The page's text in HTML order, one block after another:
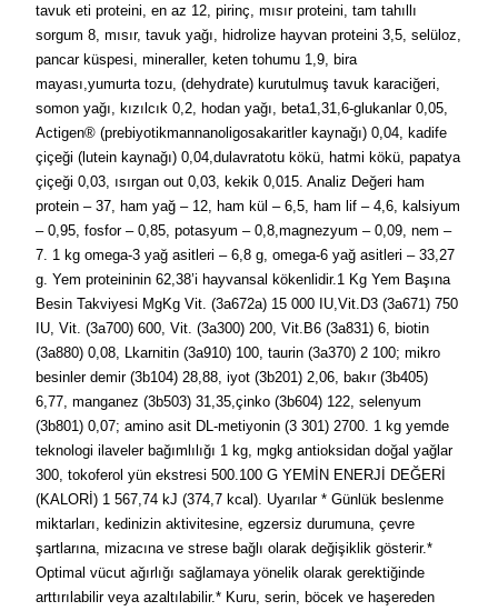
tavuk eti proteini, en az 12, pirinç, mısır proteini, tam tahıllı
sorgum 8, mısır, tavuk yağı, hidrolize hayvan proteini 3,5, selüloz,
pancar küspesi, mineraller, keten tohumu 1,9, bira
mayası,yumurta tozu, (dehydrate) kurutulmuş tavuk karaciğeri,
somon yağı, kızılcık 0,2, hodan yağı, beta1,31,6-glukanlar 0,05,
Actigen® (prebiyotikmannanoligosakaritler kaynağı) 0,04, kadife
çiçeği (lutein kaynağı) 0,04,dulavratotu kökü, hatmi kökü, papatya
çiçeği 0,03, ısırgan out 0,03, kekik 0,015. Analiz Değeri ham
protein – 37, ham yağ – 12, ham kül – 6,5, ham lif – 4,6, kalsiyum
– 0,95, fosfor – 0,85, potasyum – 0,8,magnezyum – 0,09, nem –
7. 1 kg omega-3 yağ asitleri – 6,8 g, omega-6 yağ asitleri – 33,27
g. Yem proteininin 62,38’i hayvansal kökenlidir.1 Kg Yem Başına
Besin Takviyesi MgKg Vit. (3a672a) 15 000 IU,Vit.D3 (3a671) 750
IU, Vit. (3a700) 600, Vit. (3a300) 200, Vit.B6 (3a831) 6, biotin
(3a880) 0,08, Lkarnitin (3a910) 100, taurin (3a370) 2 100; mikro
besinler demir (3b104) 28,88, iyot (3b201) 2,06, bakır (3b405)
6,77, manganez (3b503) 31,35,çinko (3b604) 122, selenyum
(3b801) 0,07; amino asit DL-metiyonin (3 301) 2700. 1 kg yemde
teknologi ilaveler bağımlılığı 1 kg, mgkg antioksidan doğal yağlar
300, tokoferol yün ekstresi 500.100 G YEMİN ENERJİ DEĞERİ
(KALORİ) 1 567,74 kJ (374,7 kcal). Uyarılar * Günlük beslenme
miktarları, kedinizin aktivitesine, egzersiz durumuna, çevre
şartlarına, mizacına ve strese bağlı olarak değişiklik gösterir.*
Optimal vücut ağırlığı sağlamaya yönelik olarak gerektiğinde
arttırılabilir veya azaltılabilir.* Kuru, serin, böcek ve haşereden